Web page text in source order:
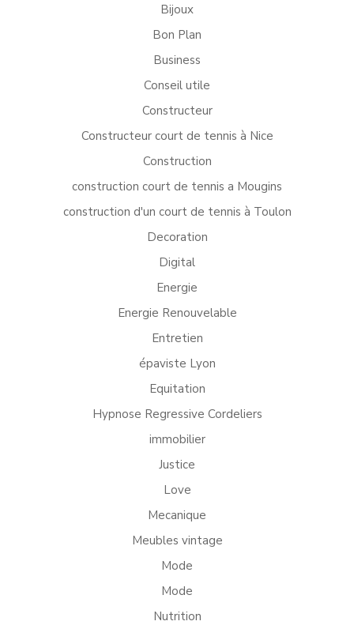
Bijoux
Bon Plan
Business
Conseil utile
Constructeur
Constructeur court de tennis à Nice
Construction
construction court de tennis a Mougins
construction d'un court de tennis à Toulon
Decoration
Digital
Energie
Energie Renouvelable
Entretien
épaviste Lyon
Equitation
Hypnose Regressive Cordeliers
immobilier
Justice
Love
Mecanique
Meubles vintage
Mode
Mode
Nutrition